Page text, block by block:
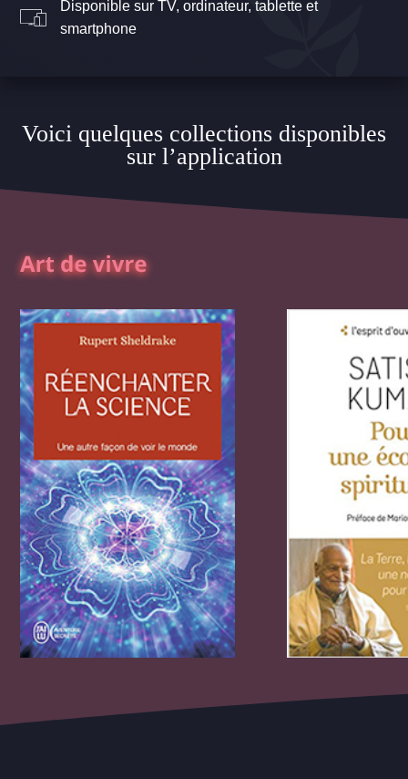
Disponible sur TV, ordinateur, tablette et
smartphone
Voici quelques collections disponibles
sur l’application